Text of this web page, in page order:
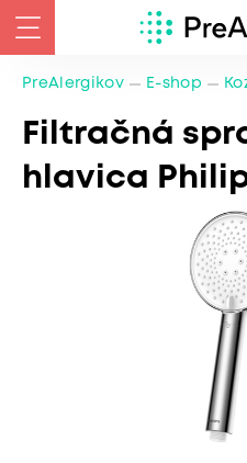
PreAlergikov E-shop
Filtračná
hlavica